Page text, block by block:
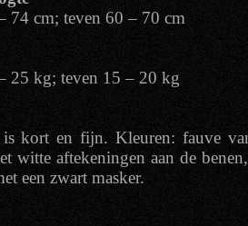
74 cm; teven 60 – 70 cm
25 kg; teven 15 – 20 kg
kort en fijn. Kleuren: fauve
witte aftekeningen aan de
een zwart masker.